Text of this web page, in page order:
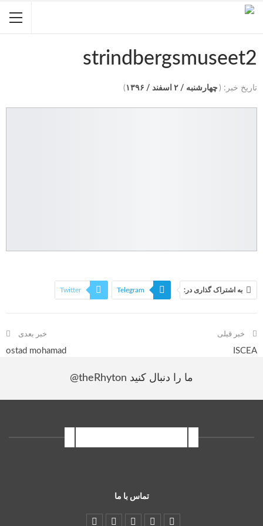
strindbergsmuseet2
تاریخ خبر: ( چهارشنبه / ۲ اسفند / ۱۳۹۶ )
به اشتراک گذاری در: Telegram
Twitter
خبر قبلی
ISCEA
خبر بعدی
ostad mohamad
ما را دنبال کنید @theRhyton
تماس با ما